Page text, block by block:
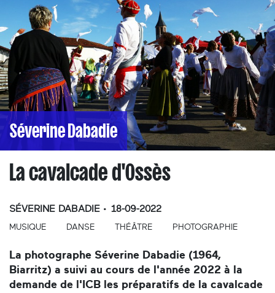
Séverine Dabadie
La cavalcade d'Ossès
SÉVERINE DABADIE 18-09-2022
MUSIQUE DANSE THÉÂTRE PHOTOGRAPHIE
La photographe Séverine Dabadie (1964,
Biarritz) a suivi au cours de l'année 2022 à la
demande de l'ICB les préparatifs de la cavalcade